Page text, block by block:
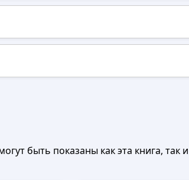
быть показаны как эта книга, так